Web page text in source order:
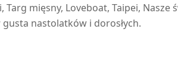
mięsny, Loveboat, Taipei,
nastolatków i dorosłych.